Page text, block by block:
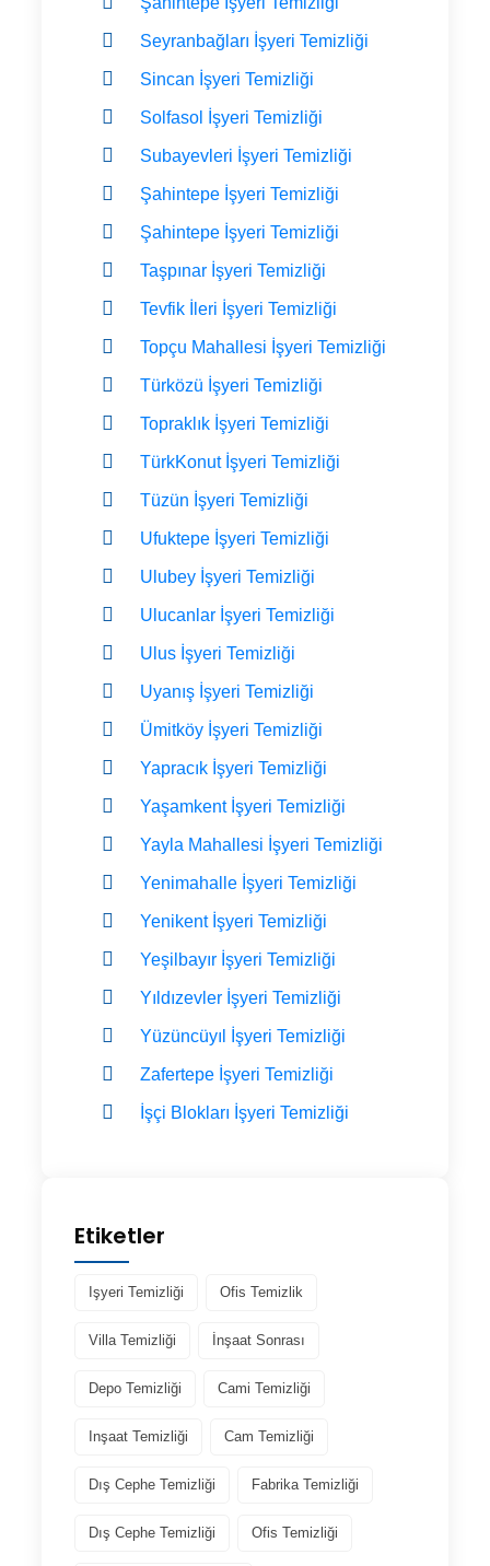
Seyranbağları İşyeri Temizliği
Sincan İşyeri Temizliği
Solfasol İşyeri Temizliği
Subayevleri İşyeri Temizliği
Şahintepe İşyeri Temizliği
Şahintepe İşyeri Temizliği
Taşpınar İşyeri Temizliği
Tevfik İleri İşyeri Temizliği
Topçu Mahallesi İşyeri Temizliği
Türközü İşyeri Temizliği
Topraklık İşyeri Temizliği
TürkKonut İşyeri Temizliği
Tüzün İşyeri Temizliği
Ufuktepe İşyeri Temizliği
Ulubey İşyeri Temizliği
Ulucanlar İşyeri Temizliği
Ulus İşyeri Temizliği
Uyanış İşyeri Temizliği
Ümitköy İşyeri Temizliği
Yapracık İşyeri Temizliği
Yaşamkent İşyeri Temizliği
Yayla Mahallesi İşyeri Temizliği
Yenimahalle İşyeri Temizliği
Yenikent İşyeri Temizliği
Yeşilbayır İşyeri Temizliği
Yıldızevler İşyeri Temizliği
Yüzüncüyıl İşyeri Temizliği
Zafertepe İşyeri Temizliği
İşçi Blokları İşyeri Temizliği
Etiketler
Işyeri Temizliği Ofis Temizlik
Villa Temizliği İnşaat Sonrası
Depo Temizliği Cami Temizliği
Inşaat Temizliği Cam Temizliği
Dış Cephe Temizliği Fabrika Temizliği
Dış Cephe Temizliği Ofis Temizliği